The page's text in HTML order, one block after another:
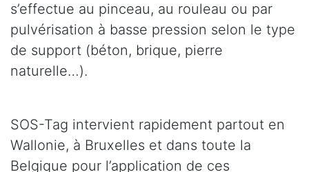
s’effectue au pinceau, au rouleau ou par
pulvérisation à basse pression selon le type
de support (béton, brique, pierre
naturelle…).
SOS-Tag intervient rapidement partout en
Wallonie, à Bruxelles et dans toute la
Belgique pour l’application de ces